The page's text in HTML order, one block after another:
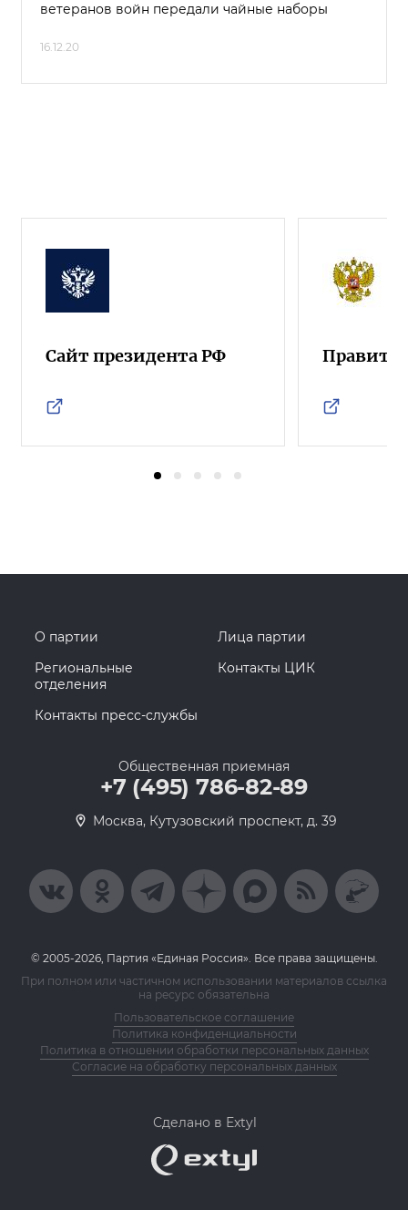
ветеранов войн передали чайные наборы
16.12.20
Сайт президента РФ
О партии
Лица партии
Региональные
отделения
Контакты ЦИК
Контакты пресс-службы
Общественная приемная
+7 (495) 786-82-89
Москва, Кутузовский проспект, д. 39
© 2005-2026, Партия «Единая Россия». Все права защищены.
При полном или частичном использовании материалов ссылка
на ресурс обязательна
Пользовательское соглашение
Политика конфиденциальности
Политика в отношении обработки персональных данных
Согласие на обработку персональных данных
Сделано в Extyl